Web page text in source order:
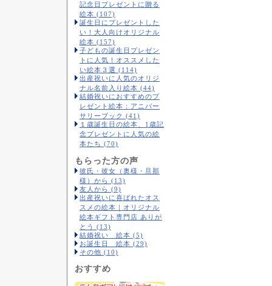
記念日プレゼントに贈る
絵本 (107)
誕生日にプレゼントした
い！大人向けオリジナル
絵本 (157)
子どもの誕生日プレゼン
トに人気！オススメした
い絵本３選 (114)
出産祝いに人気のオリジ
ナル名前入り絵本 (44)
結婚祝いにおすすめのプ
レゼント絵本：アニバー
サリーブック (41)
１歳誕生日の絵本、1歳記
念プレゼントに人気の絵
本たち (70)
もらった方の声
彼氏・彼女（奥様・旦那
様）から (13)
友人から (9)
出産祝いに喜ばれたオス
スメの絵本｜オリジナル
絵本ギフト専門店 ありが
とう (13)
結婚祝い 絵本 (5)
お誕生日 絵本 (29)
その他 (10)
おすすめ